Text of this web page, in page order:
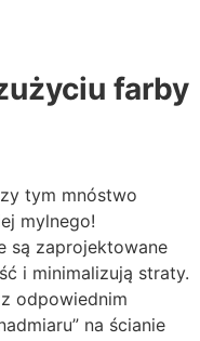
farby
tym mnóstwo
mylnego!
są zaprojektowane
i minimalizują straty.
odpowiednim
na ścianie